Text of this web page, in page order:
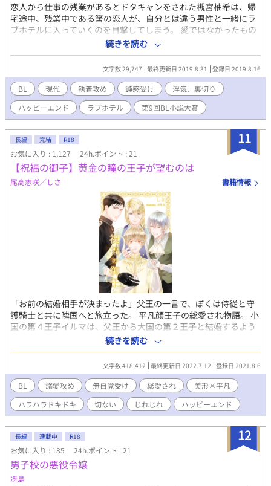
恋人から仕事の残業があるとドタキャンをされた槻宮柚希は、帰
宅途中、残業中である筈の恋人が、自分とは違う男性と一緒にラ
ブホテルに入っていくのを目撃してしまう。 愛ではなかったもの
の好意があった恋人からの裏切りに、強がって別れのメッセージ
を送ったら、なぜか現れたのは会社の上司でもある嵯峨零一。 す
ったもんだの末、降り出した雨が勢いを増し、雨宿りの為に入っ
たのは、恋人が他の男とくぐったラブホテル!? 上司はノンケの筈
だし、大丈夫…だよね？ ヤンデレ執着心強い上司×失恋したばか
りの部下 甘イチャラブコメです。 上司と雨宿りしたら恋人になり
ました、のBLバージョンとなりますが、キャラクターの名前、性
格、展開等が違います。 そちらも楽しんでいただければ幸いでご
ざいます。 また、Fujossyさんのコンテストの参加作品です。
続きを読む
文字数 29,747 最終更新日 2019.8.31 登録日 2019.8.16
BL 現代 執着攻め 鈍感受け
浮気、裏切り
ハッピーエンド
ラブホテル 第9回BL小説大賞
11
長編 完結 R18
お気に入り : 1,127 24h.ポイント : 21
【祝福の御子】黄金の瞳の王子が望むのは
尾高志咲／しさ 書籍情報
「お前の結婚相手が決まったよ」父王の一言で、ぼくは侍従と守
護騎士と共に隣国へと旅立った。 平凡顔王子の総愛され物語。 小
国の第４王子イルマは、父王から大国の第２王子と結婚するよう
言われる。 ところが、相手は美貌を鼻にかけた節操無しと評判の
王子。 到着すれば婚約者は女性とベッドの中！イルマたちは早
速、夜逃げをもくろむが…。 宰相の息子、忠誠を捧げる騎士、婚
約者の浮気者王子。 ３人からの愛情と思惑が入り乱れ！？ ふんわ
りFT設定。 コメディ＆シリアス取り交ぜてお送りします。 ◎長編
です。R18※は後日談及び番外編に入ります。 2022.1.26 全体の
構成を見直しました。本編後の番外編をそれぞれ第二部～第四部
に名称変更しています。なお、それにともない、本編に『Ⅵ.番外
編 レイとセツ』を追加しました。 🌟第9回BL小説大賞に参加。最
終81位、ありがとうございました。 本編完結済み、今後たまに番
外編を追加予定。 🌟園瀨もち先生に美麗な表紙を描いていただき
ました。本当にありがとうございました！
続きを読む
文字数 418,412 最終更新日 2022.7.12 登録日 2021.8.6
BL 溺愛攻め 無自覚受け 総愛され
美形×平凡
ハラハラドキドキ
切ない じれじれ ハッピーエンド
12
長編 連載中 R18
お気に入り : 185 24h.ポイント : 21
男子校の悪役令嬢
冴島